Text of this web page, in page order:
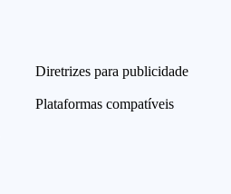
Diretrizes para publicidade
Plataformas compatíveis